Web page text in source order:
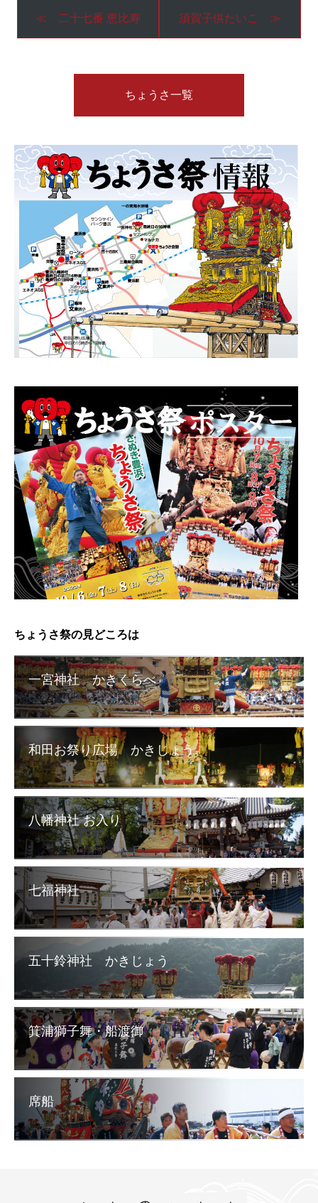
≪ 二十七番 恵比寿 須賀子供たいこ ≫
ちょうさ一覧
ちょうさ祭の見どころは
一宮神社 かきくらべ
和田お祭り広場 かきじょう
八幡神社 お入り
七福神社
五十鈴神社 かきじょう
箕浦獅子舞・船渡御
席船